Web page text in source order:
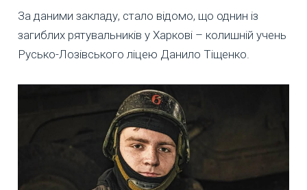
За даними закладу, стало відомо, що однин із
загиблих рятувальників у Харкові – колишній учень
Русько-Лозівського ліцею Данило Тіщенко.